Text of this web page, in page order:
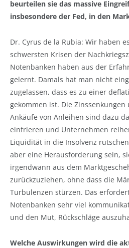
beurteilen sie das massive
insbesondere der Fed, in den
Dr. Cyrus de la Rubia: Wir haben
schwersten Krisen der
Notenbanken haben aus der
gelernt. Damals hat man nicht
zugelassen, dass es zu einer
gekommen ist. Die
Ankäufe von Anleihen sind dazu
einfrieren und Unternehmen
Liquidität in die Insolvenz
aber eine Herausforderung sein,
irgendwann aus dem
zurückzuziehen, ohne dass die
Turbulenzen stürzen. Das
Notenbanken sehr viel
und den Mut, Rückschläge
Welche Auswirkungen wird die